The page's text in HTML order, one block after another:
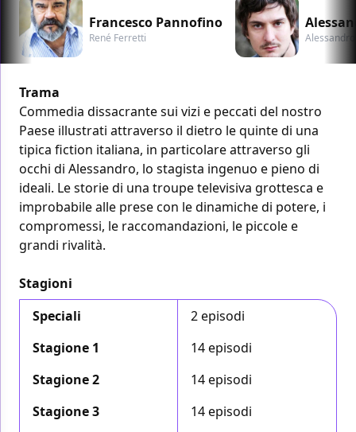
Francesco Pannofino
René Ferretti Alessandro
Trama
Commedia dissacrante sui vizi e peccati del nostro
Paese illustrati attraverso il dietro le quinte di una
tipica fiction italiana, in particolare attraverso gli
occhi di Alessandro, lo stagista ingenuo e pieno di
ideali. Le storie di una troupe televisiva grottesca e
improbabile alle prese con le dinamiche di potere, i
compromessi, le raccomandazioni, le piccole e
grandi rivalità.
Stagioni
Speciali
2 episodi
Stagione 1
14 episodi
Stagione 2
14 episodi
Stagione 3
14 episodi